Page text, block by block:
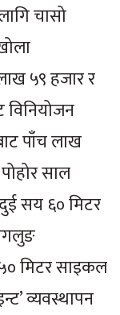
चासो
५९ हजार र
पाँच लाख
साल
सय ६० मिटर
मिटर साइकल
व्यवस्थापन